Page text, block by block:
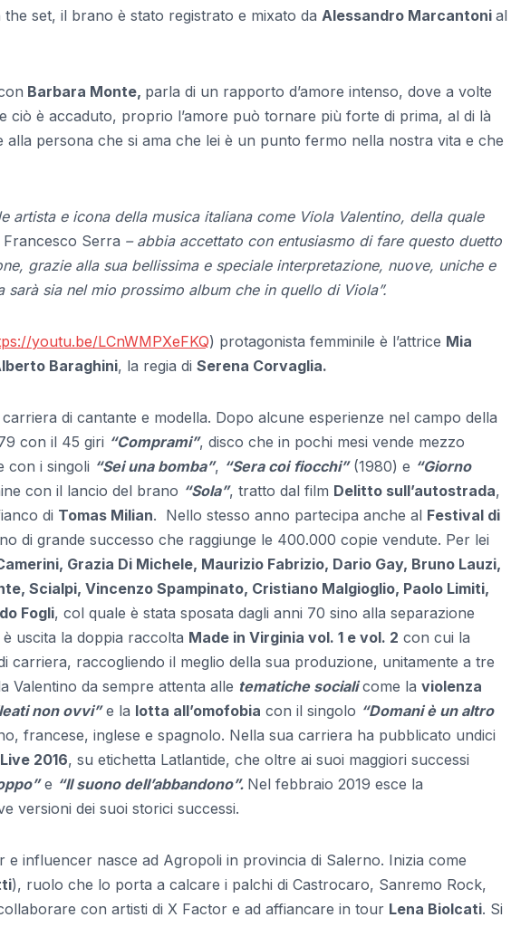
the set, il brano è stato registrato e mixato da Alessandro Marcantoni al
Barbara Monte, parla di un rapporto d’amore intenso, dove a volte
ciò è accaduto, proprio l’amore può tornare più forte di prima, al di là
alla persona che si ama che lei è un punto fermo nella nostra vita e che
artista e icona della musica italiana come Viola Valentino, della quale
Francesco Serra – abbia accettato con entusiasmo di fare questo duetto
grazie alla sua bellissima e speciale interpretazione, nuove, uniche e
sarà sia nel mio prossimo album che in quello di Viola”.
youtu.be/LCnWMPXeFKQ) protagonista femminile è l’attrice Mia
Baraghini, la regia di Serena Corvaglia.
carriera di cantante e modella. Dopo alcune esperienze nel campo della
con il 45 giri “Comprami”, disco che in pochi mesi vende mezzo
con i singoli “Sei una bomba”, “Sera coi fiocchi”(1980) e “Giorno
con il lancio del brano “Sola”, tratto dal film Delitto sull’autostrada,
di Tomas Milian. Nello stesso anno partecipa anche al Festival di
di grande successo che raggiunge le 400.000 copie vendute. Per lei
Grazia Di Michele, Maurizio Fabrizio, Dario Gay, Bruno Lauzi,
Scialpi, Vincenzo Spampinato, Cristiano Malgioglio, Paolo Limiti,
Fogli, col quale è stata sposata dagli anni 70 sino alla separazione
uscita la doppia raccolta Made in Virginia vol. 1 e vol. 2 con cui la
carriera, raccogliendo il meglio della sua produzione, unitamente a tre
Valentino da sempre attenta alle tematiche socialicome la violenza
non ovvi”e la lotta all’omofobia con il singolo “Domani è un altro
francese, inglese e spagnolo. Nella sua carriera ha pubblicato undici
2016, su etichetta Latlantide, che oltre ai suoi maggiori successi
e “Il suono dell’abbandono”. Nel febbraio 2019 esce la
versioni dei suoi storici successi.
e influencer nasce ad Agropoli in provincia di Salerno. Inizia come
), ruolo che lo porta a calcare i palchi di Castrocaro, Sanremo Rock,
con artisti di X Factor e ad affiancare in tour Lena Biolcati. Si